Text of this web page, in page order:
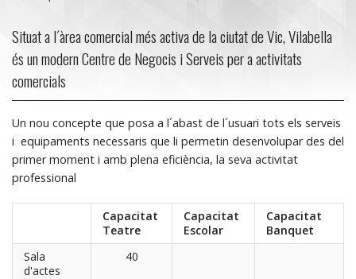
Situat a l´àrea comercial més activa de la ciutat de Vic, Vilabella
és un modern Centre de Negocis i Serveis per a activitats
comercials
Un nou concepte que posa a l´abast de l´usuari tots els serveis
i equipaments necessaris que li permetin desenvolupar des del
primer moment i amb plena eficiència, la seva activitat
professional
Capacitat
Teatre
Capacitat
Escolar
Capacitat
Banquet
Sala
d'actes
40